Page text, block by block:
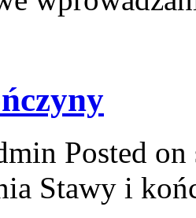
Posted
Stawy i